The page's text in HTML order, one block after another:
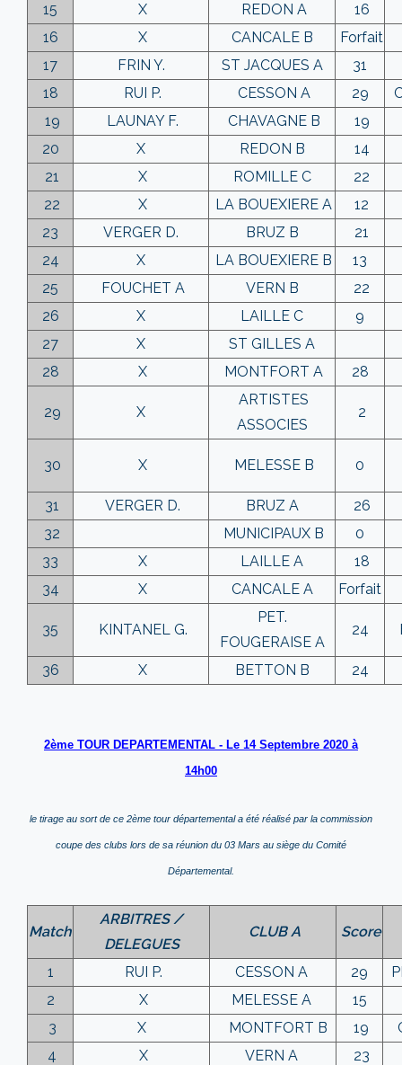
15
X REDON A
16
16
X CANCALE B
Forfait
17
FRIN Y. ST JACQUES A
31
18
RUI P. CESSON A 29
19
LAUNAY F. CHAVAGNE B
19
20
X REDON B
14
21
X ROMILLE C
22
22
X LA BOUEXIERE A
12
23
VERGER D. BRUZ B
21
24
X LA BOUEXIERE B
13
25
FOUCHET A VERN B
22
26
X LAILLE C
9
27
X
ST GILLES A
28
X MONTFORT A 28
29 X
ARTISTES
ASSOCIES
2
30 X MELESSE B 0
31 VERGER D. BRUZ A
26
32
MUNICIPAUX B
0
33
X LAILLE A
18
34
X CANCALE A Forfait
35 KINTANEL G.
PET.
FOUGERAISE A
24
36 X BETTON B 24
2ème TOUR DEPARTEMENTAL - Le 14 Septembre 2020 à
14h00
le tirage au sort de ce 2ème tour départemental a été réalisé par la commission
coupe des clubs lors de sa réunion du 03 Mars au siège du Comité
Départemental.
Match
ARBITRES /
DELEGUES
CLUB A Score
1 RUI P. CESSON A 29
2
X MELESSE A
15
3
X MONTFORT B 19
4
X VERN A 23